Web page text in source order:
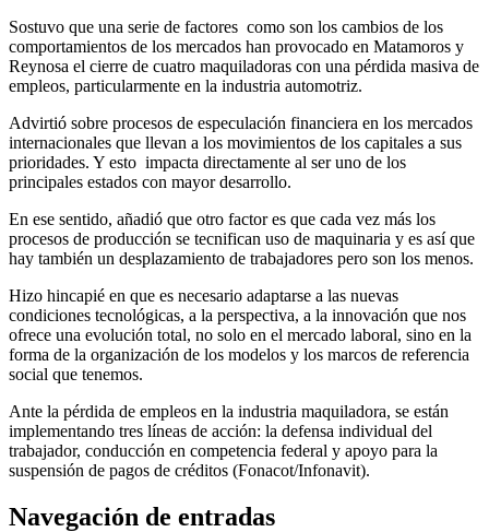
Sostuvo que una serie de factores como son los cambios de los
comportamientos de los mercados han provocado en Matamoros y
Reynosa el cierre de cuatro maquiladoras con una pérdida masiva de
empleos, particularmente en la industria automotriz.
Advirtió sobre procesos de especulación financiera en los mercados
internacionales que llevan a los movimientos de los capitales a sus
prioridades. Y esto impacta directamente al ser uno de los
principales estados con mayor desarrollo.
En ese sentido, añadió que otro factor es que cada vez más los
procesos de producción se tecnifican uso de maquinaria y es así que
hay también un desplazamiento de trabajadores pero son los menos.
Hizo hincapié en que es necesario adaptarse a las nuevas
condiciones tecnológicas, a la perspectiva, a la innovación que nos
ofrece una evolución total, no solo en el mercado laboral, sino en la
forma de la organización de los modelos y los marcos de referencia
social que tenemos.
Ante la pérdida de empleos en la industria maquiladora, se están
implementando tres líneas de acción: la defensa individual del
trabajador, conducción en competencia federal y apoyo para la
suspensión de pagos de créditos (Fonacot/Infonavit).
Navegación de entradas